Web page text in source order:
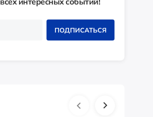
ПОДПИСАТЬСЯ